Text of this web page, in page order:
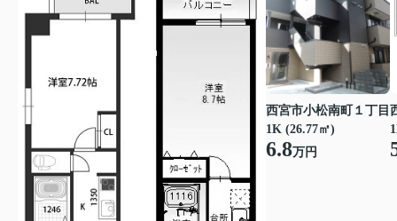
西宮市小松南町１丁目
1K (26.77㎡)
6.8万円